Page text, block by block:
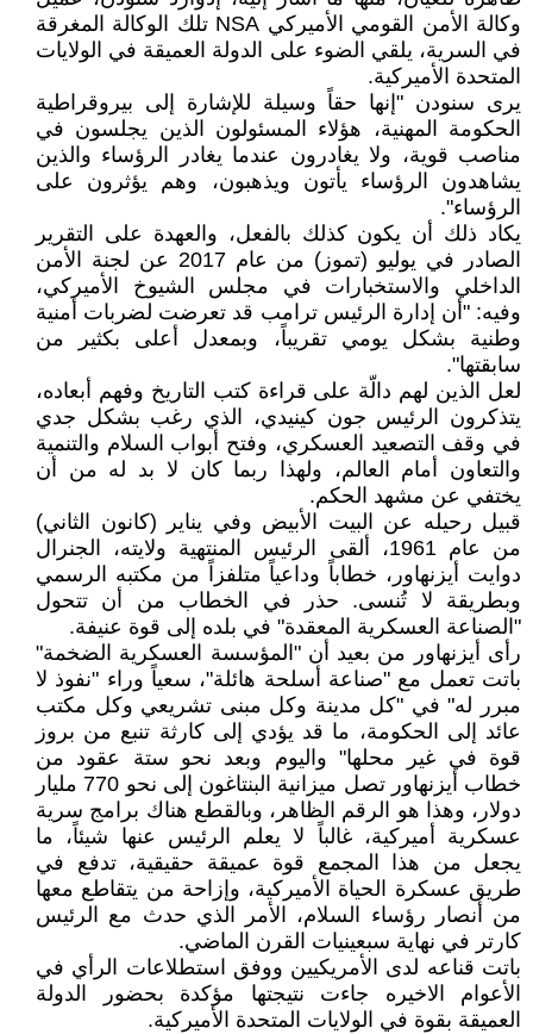
وكالة الأمن القومي الأميركي NSA تلك الوكالة المغرقة
في السرية، يلقي الضوء على الدولة العميقة في الولايات
المتحدة الأميركية.
يرى سنودن "إنها حقاً وسيلة للإشارة إلى بيروقراطية
الحكومة المهنية، هؤلاء المسئولون الذين يجلسون في
مناصب قوية، ولا يغادرون عندما يغادر الرؤساء والذين
يشاهدون الرؤساء يأتون ويذهبون، وهم يؤثرون على
الرؤساء".
يكاد ذلك أن يكون كذلك بالفعل، والعهدة على التقرير
الصادر في يوليو (تموز) من عام 2017 عن لجنة الأمن
الداخلي والاستخبارات في مجلس الشيوخ الأميركي،
وفيه: "أن إدارة الرئيس ترامب قد تعرضت لضربات أمنية
وطنية بشكل يومي تقريباً، وبمعدل أعلى بكثير من
سابقتها".
لعل الذين لهم دالّة على قراءة كتب التاريخ وفهم أبعاده،
يتذكرون الرئيس جون كينيدي، الذي رغب بشكل جدي
في وقف التصعيد العسكري، وفتح أبواب السلام والتنمية
والتعاون أمام العالم، ولهذا ربما كان لا بد له من أن
يختفي عن مشهد الحكم.
قبيل رحيله عن البيت الأبيض وفي يناير (كانون الثاني)
من عام 1961، ألقى الرئيس المنتهية ولايته، الجنرال
دوايت أيزنهاور، خطاباً وداعياً متلفزاً من مكتبه الرسمي
وبطريقة لا تُنسى. حذر في الخطاب من أن تتحول
"الصناعة العسكرية المعقدة" في بلده إلى قوة عنيفة.
رأى أيزنهاور من بعيد أن "المؤسسة العسكرية الضخمة"
باتت تعمل مع "صناعة أسلحة هائلة"، سعياً وراء "نفوذ لا
مبرر له" في "كل مدينة وكل مبنى تشريعي وكل مكتب
عائد إلى الحكومة، ما قد يؤدي إلى كارثة تنبع من بروز
قوة في غير محلها" واليوم وبعد نحو ستة عقود من
خطاب أيزنهاور تصل ميزانية البنتاغون إلى نحو 770 مليار
دولار، وهذا هو الرقم الظاهر، وبالقطع هناك برامج سرية
عسكرية أميركية، غالباً لا يعلم الرئيس عنها شيئاً، ما
يجعل من هذا المجمع قوة عميقة حقيقية، تدفع في
طريق عسكرة الحياة الأميركية، وإزاحة من يتقاطع معها
من أنصار رؤساء السلام، الأمر الذي حدث مع الرئيس
كارتر في نهاية سبعينيات القرن الماضي.
باتت قناعه لدى الأمريكيين ووفق استطلاعات الرأي في
الأعوام الاخيره جاءت نتيجتها مؤكدة بحضور الدولة
العميقة بقوة في الولايات المتحدة الأميركية.